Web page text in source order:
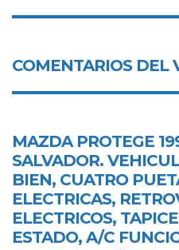
COMENTARIOS DEL
MAZDA PROTEGE
SALVADOR.
BIEN, CUATRO
ELECTRICAS,
ELECTRICOS,
ESTADO, A/C